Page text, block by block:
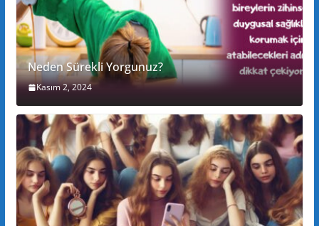
Neden Sürekli Yorgunuz?
Kasım 2, 2024